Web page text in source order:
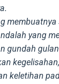
membuatnya
yang
gundah
keletihan